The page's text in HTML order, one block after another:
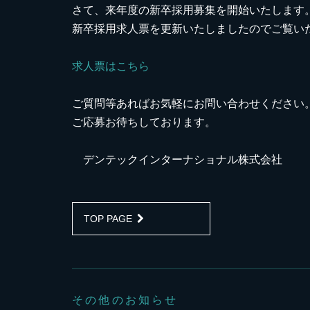
さて、来年度の新卒採用募集を開始いたします。
新卒採用求人票を更新いたしましたのでご覧い
求人票はこちら
ご質問等あればお気軽にお問い合わせください。
ご応募お待ちしております。
デンテックインターナショナル株式会社
TOP PAGE
その他のお知らせ